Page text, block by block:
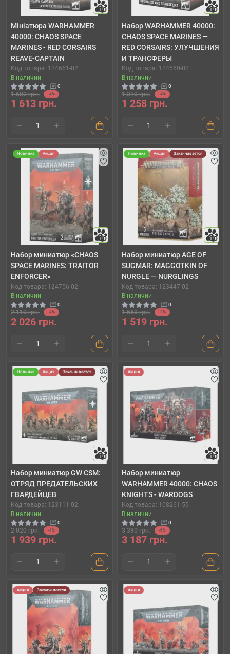
10
Мініатюра WARHAMMER
40000: CHAOS SPACE
MARINES - RED CORSAIRS
REAVE-CAPTAIN
Код товара: 124661-02
В наличии
0
1 680 грн. -4%
1 613 грн.
10
Набор WARHAMMER 40000:
CHAOS SPACE MARINES —
RED CORSAIRS: УЛУЧШЕНИЯ
И ТРАНСФЕРЫ
Код товара: 124660-02
В наличии
0
1 310 грн. -4%
1 258 грн.
Новинка Акция
10
Набор миниатюр «CHAOS
SPACE MARINES: TRAITOR
ENFORCER»
Код товара: 124756-02
В наличии
0
2 110 грн. -4%
2 026 грн.
Новинка Акция Заканчивается
10
Набор миниатюр AGE OF
SUGMAR: MAGGOTKIN OF
NURGLE — NURGLINGS
Код товара: 123447-02
В наличии
0
1 550 грн. -2%
1 519 грн.
Новинка Акция Заканчивается
10
Набор миниатюр GW CSM:
ОТРЯД ПРЕДАТЕЛЬСКИХ
ГВАРДЕЙЦЕВ
Код товара: 123111-02
В наличии
0
2 020 грн. -4%
1 939 грн.
Акция
10
Набор миниатюр
WARHAMMER 40000: CHAOS
KNIGHTS - WARDOGS
Код товара: 108261-55
В наличии
0
3 390 грн. -6%
3 187 грн.
Акция Заканчивается Акция